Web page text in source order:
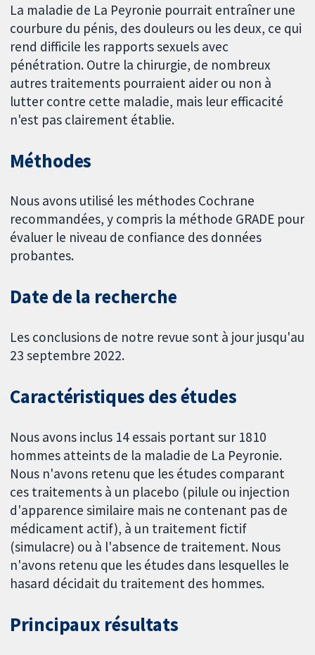
La maladie de La Peyronie pourrait entraîner une
courbure du pénis, des douleurs ou les deux, ce qui
rend difficile les rapports sexuels avec
pénétration. Outre la chirurgie, de nombreux
autres traitements pourraient aider ou non à
lutter contre cette maladie, mais leur efficacité
n'est pas clairement établie.
Méthodes
Nous avons utilisé les méthodes Cochrane
recommandées, y compris la méthode GRADE pour
évaluer le niveau de confiance des données
probantes.
Date de la recherche
Les conclusions de notre revue sont à jour jusqu'au
23 septembre 2022.
Caractéristiques des études
Nous avons inclus 14 essais portant sur 1810
hommes atteints de la maladie de La Peyronie.
Nous n'avons retenu que les études comparant
ces traitements à un placebo (pilule ou injection
d'apparence similaire mais ne contenant pas de
médicament actif), à un traitement fictif
(simulacre) ou à l'absence de traitement. Nous
n'avons retenu que les études dans lesquelles le
hasard décidait du traitement des hommes.
Principaux résultats